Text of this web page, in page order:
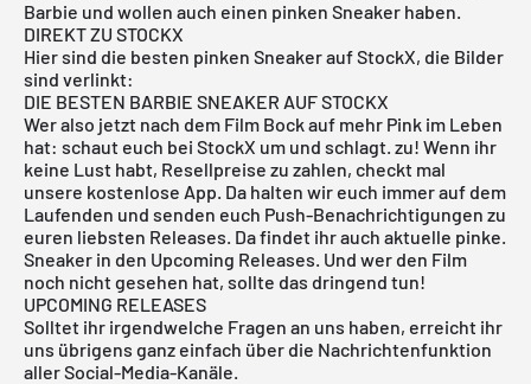
Barbie und wollen auch einen pinken Sneaker haben.
DIREKT ZU STOCKX
Hier sind die besten pinken Sneaker auf StockX, die Bilder
sind verlinkt:
DIE BESTEN BARBIE SNEAKER AUF STOCKX
Wer also jetzt nach dem Film Bock auf mehr Pink im Leben
hat: schaut euch bei StockX um und schlagt. zu! Wenn ihr
keine Lust habt, Resellpreise zu zahlen, checkt mal
unsere kostenlose App. Da halten wir euch immer auf dem
Laufenden und senden euch Push-Benachrichtigungen zu
euren liebsten Releases. Da findet ihr auch aktuelle pinke.
Sneaker in den Upcoming Releases. Und wer den Film
noch nicht gesehen hat, sollte das dringend tun!
UPCOMING RELEASES
Solltet ihr irgendwelche Fragen an uns haben, erreicht ihr
uns übrigens ganz einfach über die Nachrichtenfunktion
aller Social-Media-Kanäle.